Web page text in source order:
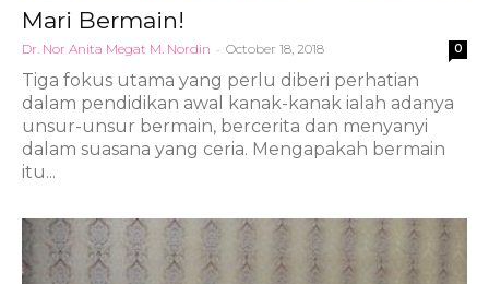
Mari Bermain!
Dr. Nor Anita Megat M. Nordin - October 18, 2018 0
Tiga fokus utama yang perlu diberi perhatian
dalam pendidikan awal kanak-kanak ialah adanya
unsur-unsur bermain, bercerita dan menyanyi
dalam suasana yang ceria. Mengapakah bermain
itu...